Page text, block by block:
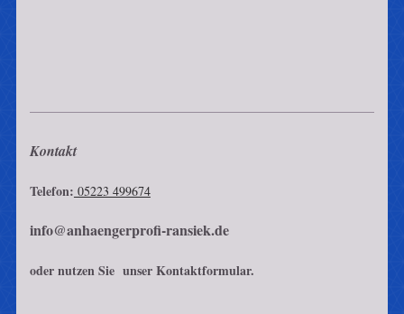
Kontakt
Telefon: 05223 499674
info@anhaengerprofi-ransiek.de
oder nutzen Sie unser Kontaktformular.